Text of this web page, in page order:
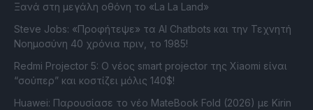
Ξανά στη μεγάλη οθόνη το «La La Land»
Steve Jobs: «Προφήτεψε» τα AI Chatbots και την Τεχνητή
Νοημοσύνη 40 χρόνια πριν, το 1985!
Redmi Projector 5: Ο νέος smart projector της Xiaomi είναι
“σούπερ” και κοστίζει μόλις 140$!
Huawei: Παρουσίασε το νέο MateBook Fold (2026) με Kirin